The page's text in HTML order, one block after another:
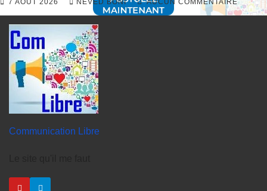
7 AOÛT 2026 NEVED BONI AUCUN COMMENTAIRE
Communication Libre